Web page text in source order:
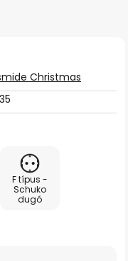
Christmas
F típus -
Schuko
dugó